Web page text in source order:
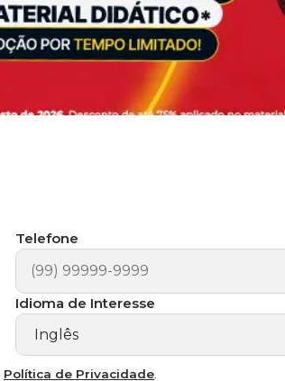
Telefone
Idioma de Interesse
Política de Privacidade.